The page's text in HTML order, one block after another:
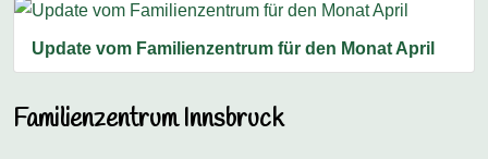
Update vom Familienzentrum für den Monat April
Familienzentrum Innsbruck